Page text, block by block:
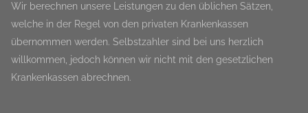
Wir berechnen unsere Leistungen zu den üblichen Sätzen,
welche in der Regel von den privaten Krankenkassen
übernommen werden. Selbstzahler sind bei uns herzlich
willkommen, jedoch können wir nicht mit den gesetzlichen
Krankenkassen abrechnen.